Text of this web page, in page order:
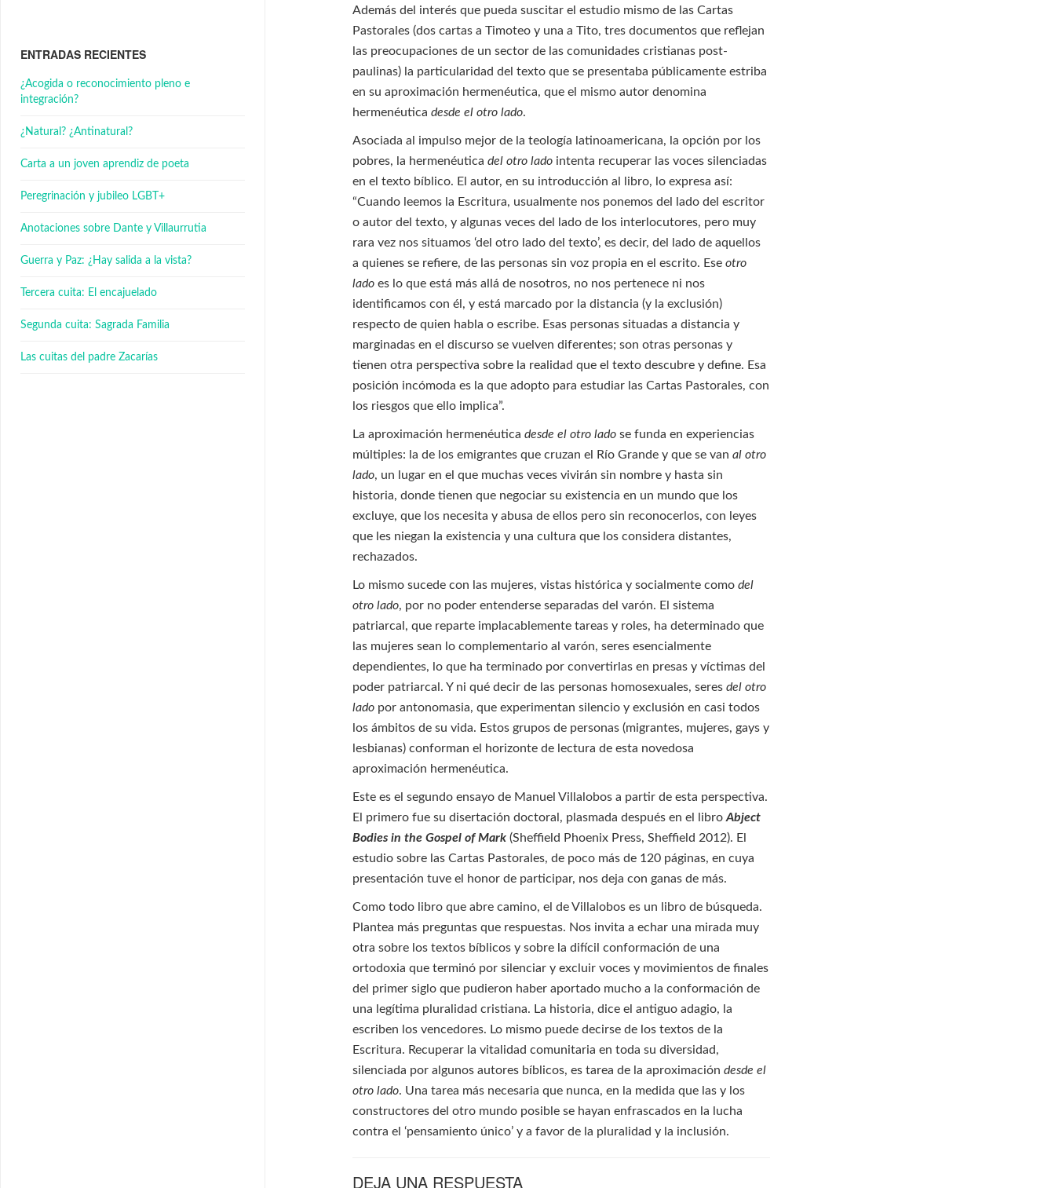
Además del interés que pueda suscitar el estudio mismo de las Cartas
Pastorales (dos cartas a Timoteo y una a Tito, tres documentos que reflejan
las preocupaciones de un sector de las comunidades cristianas post-
paulinas) la particularidad del texto que se presentaba públicamente estriba
en su aproximación hermenéutica, que el mismo autor denomina
hermenéuticadesde el otro lado.
Asociada al impulso mejor de la teología latinoamericana, la opción por los
pobres, la hermenéuticadel otro lado intenta recuperar las voces silenciadas
en el texto bíblico. El autor, en su introducción al libro, lo expresa así:
“Cuando leemos la Escritura, usualmente nos ponemos del lado del escritor
o autor del texto, y algunas veces del lado de los interlocutores, pero muy
rara vez nos situamos ‘del otro lado del texto’, es decir, del lado de aquellos
a quienes se refiere, de las personas sin voz propia en el escrito. Eseotro
lado es lo que está más allá de nosotros, no nos pertenece ni nos
identificamos con él, y está marcado por la distancia (y la exclusión)
respecto de quien habla o escribe. Esas personas situadas a distancia y
marginadas en el discurso se vuelven diferentes; son otras personas y
tienen otra perspectiva sobre la realidad que el texto descubre y define. Esa
posición incómoda es la que adopto para estudiar las Cartas Pastorales, con
los riesgos que ello implica”.
La aproximación hermenéuticadesde el otro lado se funda en experiencias
múltiples: la de los emigrantes que cruzan el Río Grande y que se vanal otro
lado, un lugar en el que muchas veces vivirán sin nombre y hasta sin
historia, donde tienen que negociar su existencia en un mundo que los
excluye, que los necesita y abusa de ellos pero sin reconocerlos, con leyes
que les niegan la existencia y una cultura que los considera distantes,
rechazados.
Lo mismo sucede con las mujeres, vistas histórica y socialmente comodel
otro lado, por no poder entenderse separadas del varón. El sistema
patriarcal, que reparte implacablemente tareas y roles, ha determinado que
las mujeres sean lo complementario al varón, seres esencialmente
dependientes, lo que ha terminado por convertirlas en presas y víctimas del
poder patriarcal. Y ni qué decir de las personas homosexuales, seresdel otro
lado por antonomasia, que experimentan silencio y exclusión en casi todos
los ámbitos de su vida. Estos grupos de personas (migrantes, mujeres, gays y
lesbianas) conforman el horizonte de lectura de esta novedosa
aproximación hermenéutica.
Este es el segundo ensayo de Manuel Villalobos a partir de esta perspectiva.
El primero fue su disertación doctoral, plasmada después en el libroAbject
Bodies in the Gospel of Mark (Sheffield Phoenix Press, Sheffield 2012). El
estudio sobre las Cartas Pastorales, de poco más de 120 páginas, en cuya
presentación tuve el honor de participar, nos deja con ganas de más.
Como todo libro que abre camino, el de Villalobos es un libro de búsqueda.
Plantea más preguntas que respuestas. Nos invita a echar una mirada muy
otra sobre los textos bíblicos y sobre la difícil conformación de una
ortodoxia que terminó por silenciar y excluir voces y movimientos de finales
del primer siglo que pudieron haber aportado mucho a la conformación de
una legítima pluralidad cristiana. La historia, dice el antiguo adagio, la
escriben los vencedores. Lo mismo puede decirse de los textos de la
Escritura. Recuperar la vitalidad comunitaria en toda su diversidad,
silenciada por algunos autores bíblicos, es tarea de la aproximacióndesde el
otro lado. Una tarea más necesaria que nunca, en la medida que las y los
constructores del otro mundo posible se hayan enfrascados en la lucha
contra el ‘pensamiento único’ y a favor de la pluralidad y la inclusión.
DEJA UNA RESPUESTA
ENTRADAS RECIENTES
¿Acogida o reconocimiento pleno e
integración?
¿Natural? ¿Antinatural?
Carta a un joven aprendiz de poeta
Peregrinación y jubileo LGBT+
Anotaciones sobre Dante y Villaurrutia
Guerra y Paz: ¿Hay salida a la vista?
Tercera cuita: El encajuelado
Segunda cuita: Sagrada Familia
Las cuitas del padre Zacarías